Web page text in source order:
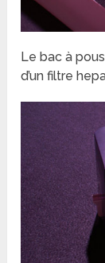
Le bac à
d’un filtre